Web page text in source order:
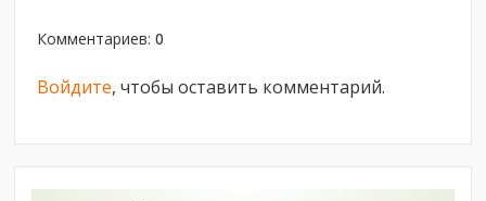
Комментариев:0
Войдите, чтобы оставить комментарий.